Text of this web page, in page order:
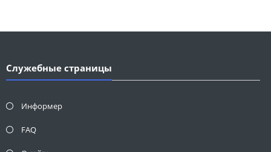
Служебные страницы
Информер
FAQ